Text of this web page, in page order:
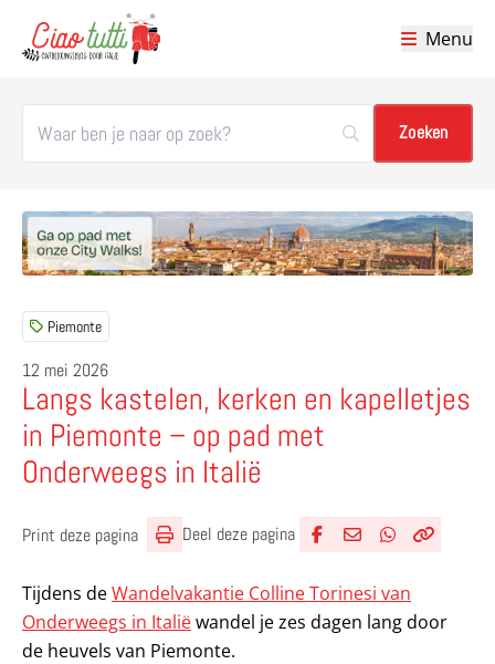
Menu
Piemonte
12 mei 2026
Langs kastelen, kerken en kapelletjes
in Piemonte – op pad met
Onderweegs in Italië
Print deze pagina Deel deze pagina
Tijdens deWandelvakantie Colline Torinesi van
Onderweegs in Italiëwandel je zes dagen lang door
de heuvels van Piemonte.